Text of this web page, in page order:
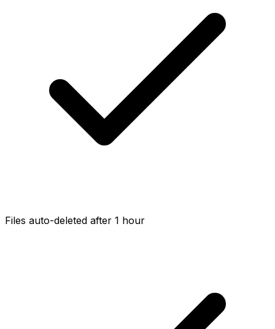
Files auto-deleted after 1 hour